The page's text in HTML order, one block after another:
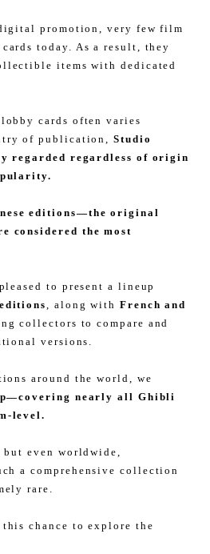
promotion, very few film
today. As a result, they
items with dedicated
cards often varies
of publication,Studio
regarded regardless of origin
editions—the original
considered the most
to present a lineup
, along withFrench and
collectors to compare and
versions.
around the world, we
nearly all Ghibli
level.
even worldwide,
a comprehensive collection
rare.
chance to explore the